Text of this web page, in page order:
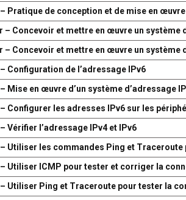
Pratique de conception et de mise en œuvre
– Concevoir et mettre en œuvre un système
– Concevoir et mettre en œuvre un système
Configuration de l’adressage IPv6
Mise en œuvre d’un système d’adressage
Configurer les adresses IPv6 sur les
Vérifier l’adressage IPv4 et IPv6
Utiliser les commandes Ping et
Utiliser ICMP pour tester et corriger la
Utiliser Ping et Traceroute pour tester la